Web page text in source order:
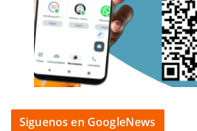
Siguenos en GoogleNews